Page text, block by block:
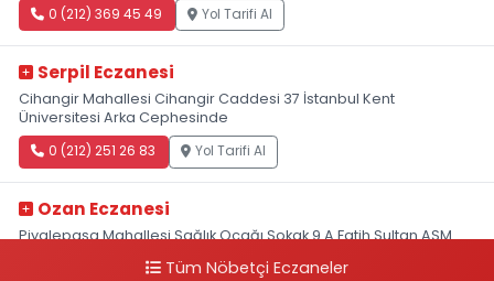
0 (212) 369 45 49 Yol Tarifi Al
Serpil Eczanesi
Cihangir Mahallesi Cihangir Caddesi 37 İstanbul Kent
Üniversitesi Arka Cephesinde
0 (212) 251 26 83 Yol Tarifi Al
Ozan Eczanesi
Piyalepaşa Mahallesi Sağlık Ocağı Sokak 9 A Fatih Sultan ASM
Tüm Nöbetçi Eczaneler